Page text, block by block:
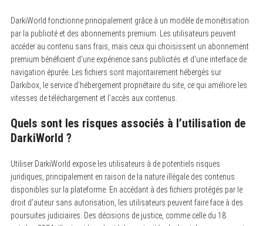
DarkiWorld fonctionne principalement grâce à un modèle de monétisation
par la publicité et des abonnements premium. Les utilisateurs peuvent
accéder au contenu sans frais, mais ceux qui choisissent un abonnement
premium bénéficient d’une expérience sans publicités et d’une interface de
navigation épurée. Les fichiers sont majoritairement hébergés sur
Darkibox, le service d’hébergement propriétaire du site, ce qui améliore les
vitesses de téléchargement et l’accès aux contenus.
Quels sont les risques associés à l’utilisation de
DarkiWorld ?
Utiliser DarkiWorld expose les utilisateurs à de potentiels risques
juridiques, principalement en raison de la nature illégale des contenus
disponibles sur la plateforme. En accédant à des fichiers protégés par le
droit d’auteur sans autorisation, les utilisateurs peuvent faire face à des
poursuites judiciaires. Des décisions de justice, comme celle du 18